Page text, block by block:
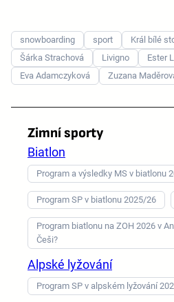
snowboarding sport Král bílé
Šárka Strachová
Livigno Ester
Eva Adamczyková
Zuzana
Zimní sporty
Biatlon
Program a výsledky MS v biatlonu
Program SP v biatlonu 2025/26
Program biatlonu na ZOH 2026 v
Češi?
Alpské lyžování
Program SP v alpském lyžování